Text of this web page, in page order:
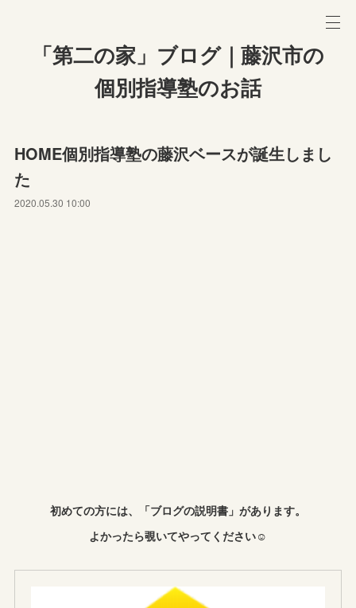
「第二の家」ブログ｜藤沢市の
個別指導塾のお話
HOME個別指導塾の藤沢ベースが誕生しまし
た
2020.05.30 10:00
初めての方には、「ブログの説明書」があります。
よかったら覗いてやってください☺︎